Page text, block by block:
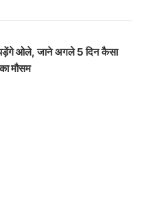
पड़ेंगे ओले, जाने अगले 5 दिन कैसा
मौसम